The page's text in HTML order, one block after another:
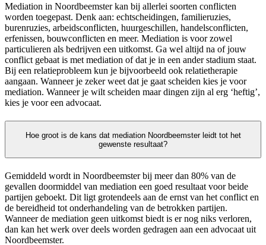
Mediation in Noordbeemster kan bij allerlei soorten conflicten
worden toegepast. Denk aan: echtscheidingen, familieruzies,
burenruzies, arbeidsconflicten, huurgeschillen, handelsconflicten,
erfenissen, bouwconflicten en meer. Mediation is voor zowel
particulieren als bedrijven een uitkomst. Ga wel altijd na of jouw
conflict gebaat is met mediation of dat je in een ander stadium staat.
Bij een relatieprobleem kun je bijvoorbeeld ook relatietherapie
aangaan. Wanneer je zeker weet dat je gaat scheiden kies je voor
mediation. Wanneer je wilt scheiden maar dingen zijn al erg ‘heftig’,
kies je voor een advocaat.
Hoe groot is de kans dat mediation Noordbeemster leidt tot het
gewenste resultaat?
Gemiddeld wordt in Noordbeemster bij meer dan 80% van de
gevallen doormiddel van mediation een goed resultaat voor beide
partijen geboekt. Dit ligt grotendeels aan de ernst van het conflict en
de bereidheid tot onderhandeling van de betrokken partijen.
Wanneer de mediation geen uitkomst biedt is er nog niks verloren,
dan kan het werk over deels worden gedragen aan een advocaat uit
Noordbeemster.